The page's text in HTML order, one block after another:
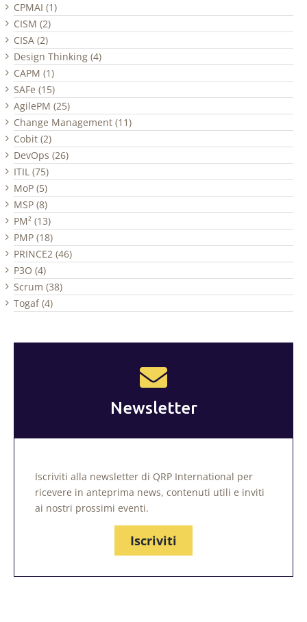
CPMAI (1)
CISM (2)
CISA (2)
Design Thinking (4)
CAPM (1)
SAFe (15)
AgilePM (25)
Change Management (11)
Cobit (2)
DevOps (26)
ITIL (75)
MoP (5)
MSP (8)
PM² (13)
PMP (18)
PRINCE2 (46)
P3O (4)
Scrum (38)
Togaf (4)
Newsletter
Iscriviti alla newsletter di QRP International per
ricevere in anteprima news, contenuti utili e inviti
ai nostri prossimi eventi.
Iscriviti